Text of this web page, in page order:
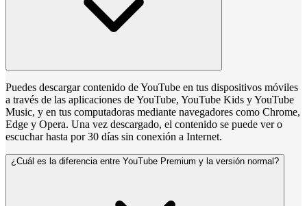
Puedes descargar contenido de YouTube en tus dispositivos móviles
a través de las aplicaciones de YouTube, YouTube Kids y YouTube
Music, y en tus computadoras mediante navegadores como Chrome,
Edge y Opera. Una vez descargado, el contenido se puede ver o
escuchar hasta por 30 días sin conexión a Internet.
¿Cuál es la diferencia entre YouTube Premium y la versión normal?